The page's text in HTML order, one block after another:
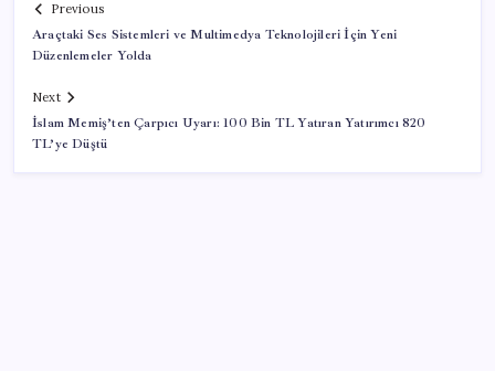
Previous
Araçtaki Ses Sistemleri ve Multimedya Teknolojileri İçin Yeni
Düzenlemeler Yolda
Next
İslam Memiş’ten Çarpıcı Uyarı: 100 Bin TL Yatıran Yatırımcı 820
TL’ye Düştü